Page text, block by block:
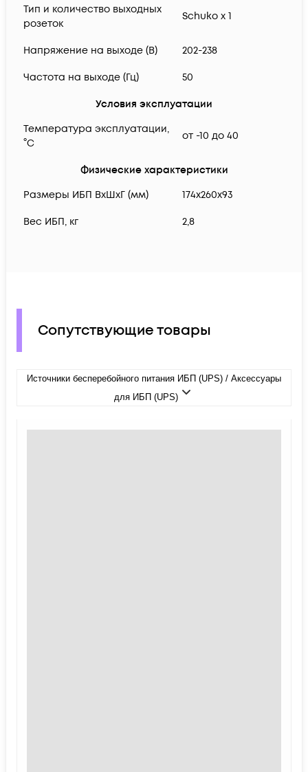
Тип и количество выходных
розеток
Schuko x 1
Напряжение на выходе (В) 202-238
Частота на выходе (Гц) 50
Условия эксплуатации
Температура эксплуатации,
°C
от -10 до 40
Физические характеристики
Размеры ИБП ВхШхГ (мм)
174x260x93
Вес ИБП, кг 2,8
Сопутствующие товары
Источники бесперебойного питания ИБП (UPS) / Аксессуары
для ИБП (UPS)